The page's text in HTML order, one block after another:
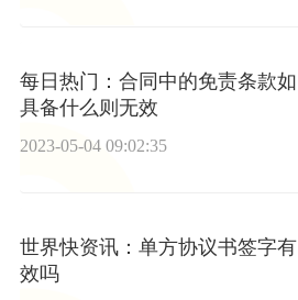
每日热门：合同中的免责条款如
具备什么则无效
2023-05-04 09:02:35
世界快资讯：单方协议书签字有
效吗